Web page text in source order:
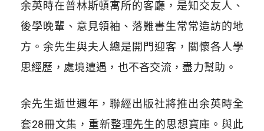
余英時在普林斯頓寓所的客廳，是知交友人、
後學晚輩、意見領袖、落難書生常常造訪的地
方。余先生與夫人總是開門迎客，關懷各人學
思經歷，處境遭遇，也不吝交流，盡力幫助。
余先生逝世週年，聯經出版社將推出余英時全
套28冊文集，重新整理先生的思想寶庫。與此